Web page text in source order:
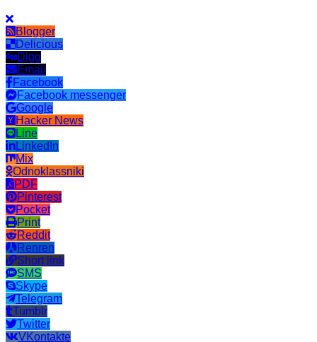
Blogger
Delicious
Digg
Email
Facebook
Facebook messenger
Google
Hacker News
Line
LinkedIn
Mix
Odnoklassniki
PDF
Pinterest
Pocket
Print
Reddit
Renren
Short link
SMS
Skype
Telegram
Tumblr
Twitter
VKontakte